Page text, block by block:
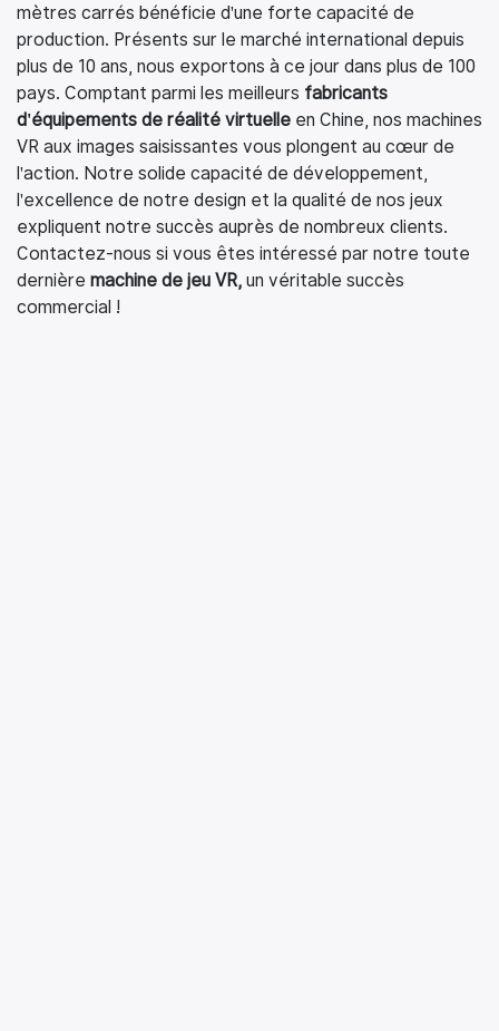
mètres carrés bénéficie d'une forte capacité de
production. Présents sur le marché international depuis
plus de 10 ans, nous exportons à ce jour dans plus de 100
pays. Comptant parmi les meilleurs fabricants
d'équipements de réalité virtuelle en Chine, nos machines
VR aux images saisissantes vous plongent au cœur de
l'action. Notre solide capacité de développement,
l'excellence de notre design et la qualité de nos jeux
expliquent notre succès auprès de nombreux clients.
Contactez-nous si vous êtes intéressé par notre toute
dernière machine de jeu VR, un véritable succès
commercial !